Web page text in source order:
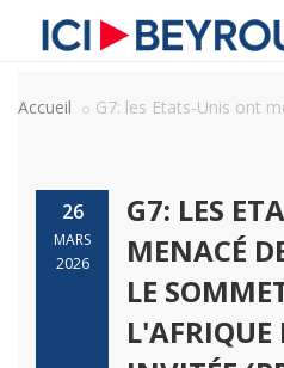
Accueil G7: les Etats-Unis ont
26
MARS
2026
G7: LES
MENACÉ
LE
L'AFRIQUE